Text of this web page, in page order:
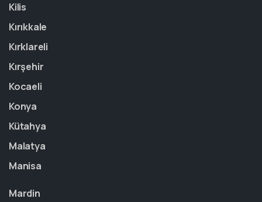
Kilis
Kırıkkale
Kırklareli
Kırşehir
Kocaeli
Konya
Kütahya
Malatya
Manisa
Mardin